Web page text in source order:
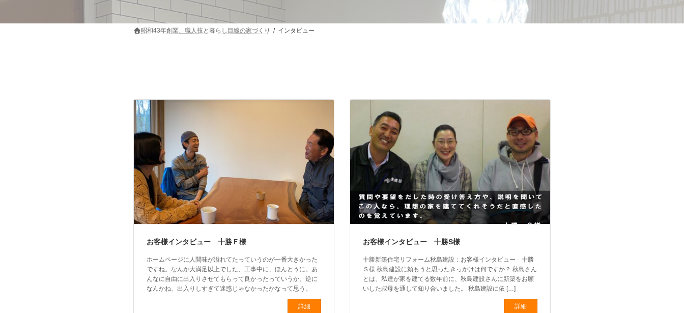
昭和43年創業、職人技と暮らし目線の家づくり インタビュー
お客様インタビュー 十勝Ｆ様
ホームページに人間味が溢れてたっていうのが一番大きかった
ですね。なんか大満足以上でした、工事中に、ほんとうに。あ
んなに自由に出入りさせてもらって良かったっていうか。逆に
なんかね、出入りしすぎて迷惑じゃなかったかなって思う。
詳細
お客様インタビュー 十勝S様
十勝新築住宅リフォーム秋島建設：お客様インタビュー 十勝
Ｓ様 秋島建設に頼もうと思ったきっかけは何ですか？ 秋島さん
とは、私達が家を建てる数年前に、秋島建設さんに新築をお願
いした叔母を通して知り合いました。 秋島建設に依 […]
詳細